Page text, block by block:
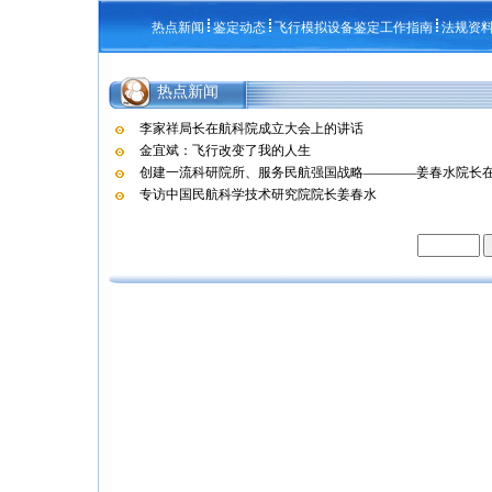
热点新闻 鉴定动态 飞行模拟设备鉴定工作指南 法规资
热点新闻
李家祥局长在航科院成立大会上的讲话
金宜斌：飞行改变了我的人生
创建一流科研院所、服务民航强国战略————姜春水院长
专访中国民航科学技术研究院院长姜春水